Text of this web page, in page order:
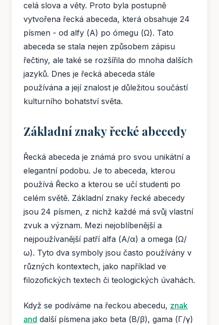
celá slova a věty. Proto byla postupně
vytvořena řecká abeceda, která obsahuje 24
písmen - od alfy (Α) po ómegu (Ω). Tato
abeceda se stala nejen způsobem zápisu
řečtiny, ale také se rozšířila do mnoha dalších
jazyků. Dnes je řecká abeceda stále
používána a její znalost je důležitou součástí
kulturního bohatství světa.
Základní znaky řecké abecedy
Řecká abeceda je známá pro svou unikátní a
elegantní podobu. Je to abeceda, kterou
používá Řecko a kterou se učí studenti po
celém světě. Základní znaky řecké abecedy
jsou 24 písmen, z nichž každé má svůj vlastní
zvuk a význam. Mezi nejoblíbenější a
nejpoužívanější patří alfa (Α/α) a omega (Ω/
ω). Tyto dva symboly jsou často používány v
různých kontextech, jako například ve
filozofických textech či teologických úvahách.
Když se podíváme na řeckou abecedu, znak
and další písmena jako beta (Β/β), gama (Γ/γ)